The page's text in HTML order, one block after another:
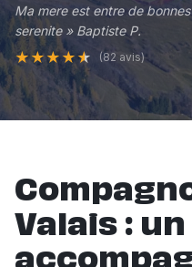
Ma mere est entre de
serenite » Baptiste P.
★★★★ ★ (82 avis)
Valais : un